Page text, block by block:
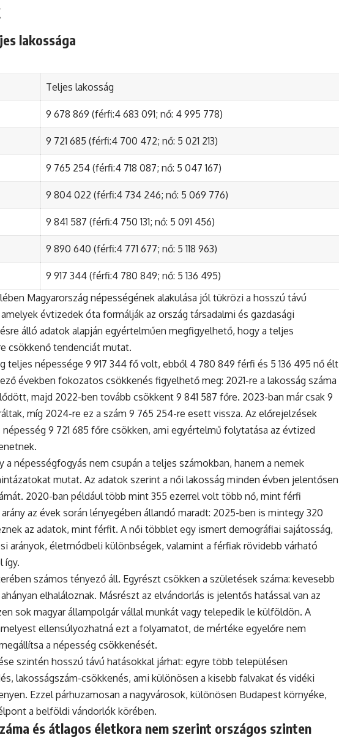
lakossága
Teljes lakosság
9 678 869 (férfi:4 683 091; nő: 4 995 778)
9 721 685 (férfi:4 700 472; nő: 5 021 213)
9 765 254 (férfi:4 718 087; nő: 5 047 167)
9 804 022 (férfi:4 734 246; nő: 5 069 776)
9 841 587 (férfi:4 750 131; nő: 5 091 456)
9 890 640 (férfi:4 771 677; nő: 5 118 963)
9 917 344 (férfi:4 780 849; nő: 5 136 495)
Magyarország népességének alakulása jól tükrözi a hosszú távú
évtizedek óta formálják az ország társadalmi és gazdasági
álló adatok alapján egyértelműen megfigyelhető, hogy a teljes
csökkenő tendenciát mutat.
teljes népessége 9 917 344 fő volt, ebből 4 780 849 férfi és 5 136 495 nő élt
években fokozatos csökkenés figyelhető meg: 2021-re a lakosság száma
majd 2022-ben tovább csökkent 9 841 587 főre. 2023-ban már csak 9
míg 2024-re ez a szám 9 765 254-re esett vissza. Az előrejelzések
9 721 685 főre csökken, ami egyértelmű folytatása az évtized
a népességfogyás nem csupán a teljes számokban, hanem a nemek
mutat. Az adatok szerint a női lakosság minden évben jelentősen
2020-ban például több mint 355 ezerrel volt több nő, mint férfi
az évek során lényegében állandó maradt: 2025-ben is mintegy 320
az adatok, mint férfit. A női többlet egy ismert demográfiai sajátosság,
arányok, életmódbeli különbségek, valamint a férfiak rövidebb várható
így.
számos tényező áll. Egyrészt csökken a születések száma: kevesebb
elhaláloznak. Másrészt az elvándorlás is jelentős hatással van az
sok magyar állampolgár vállal munkát vagy telepedik le külföldön. A
ellensúlyozhatná ezt a folyamatot, de mértéke egyelőre nem
a népesség csökkenését.
szintén hosszú távú hatásokkal járhat: egyre több településen
lakosságszám-csökkenés, ami különösen a kisebb falvakat és vidéki
Ezzel párhuzamosan a nagyvárosok, különösen Budapest környéke,
a belföldi vándorlók körében.
és átlagos életkora nem szerint országos szinten